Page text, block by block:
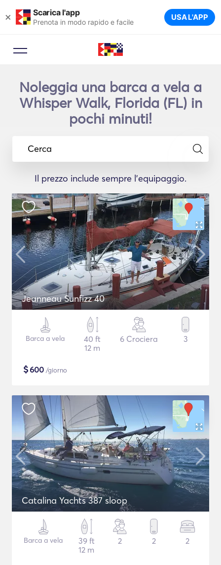
× Scarica l'app
Prenota in modo rapido e facile USA L'APP
Noleggia una barca a vela a
Whisper Walk, Florida (FL) in
pochi minuti!
Cerca
Il prezzo include sempre l'equipaggio.
Jeanneau Sunfizz 40
Barca a vela
40 ft
12 m
6 Crociera 3
$600 /giorno
Catalina Yachts 387 sloop
Barca a vela
39 ft
12 m
2 2 2